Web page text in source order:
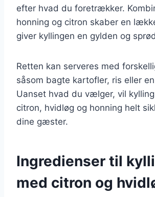
efter hvad du foretrækker.
honning og citron skaber en
giver kyllingen en gylden og
Retten kan serveres med
såsom bagte kartofler, ris eller
Uanset hvad du vælger, vil
citron, hvidløg og honning helt
dine gæster.
Ingredienser til
med citron og